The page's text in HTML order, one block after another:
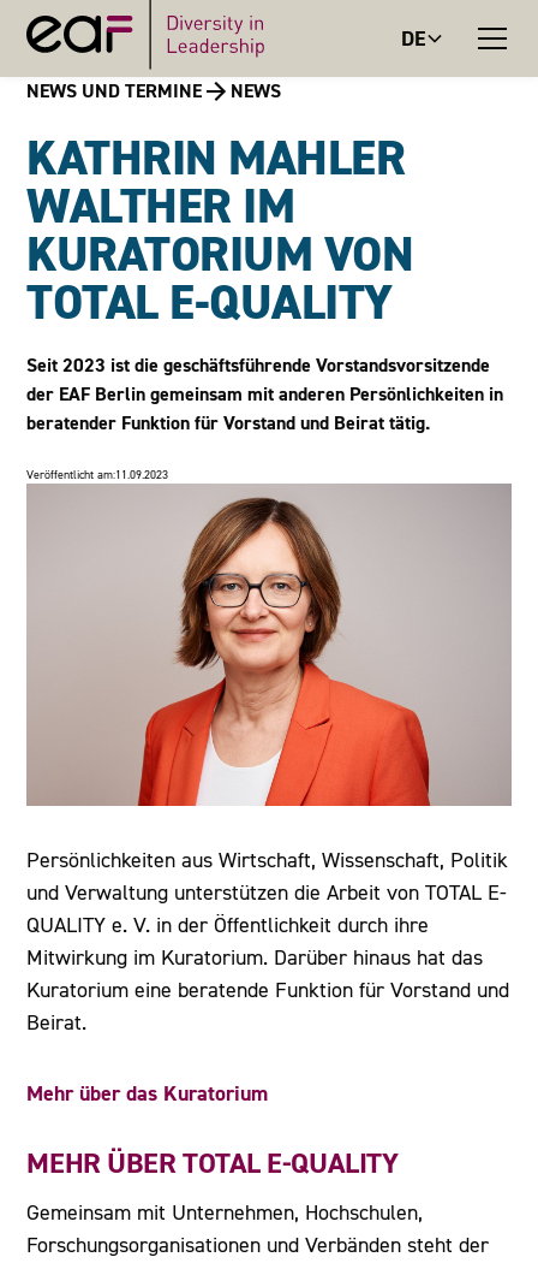
DE
NEWS UND TERMINE NEWS
KATHRIN MAHLER
WALTHER IM
KURATORIUM VON
TOTAL E-QUALITY
Seit 2023 ist die geschäftsführende Vorstandsvorsitzende
der EAF Berlin gemeinsam mit anderen Persönlichkeiten in
beratender Funktion für Vorstand und Beirat tätig.
Veröffentlicht am:11.09.2023
Persönlichkeiten aus Wirtschaft, Wissenschaft, Politik
und Verwaltung unterstützen die Arbeit von TOTAL E-
QUALITY e. V. in der Öffentlichkeit durch ihre
Mitwirkung im Kuratorium. Darüber hinaus hat das
Kuratorium eine beratende Funktion für Vorstand und
Beirat.
Mehr über das Kuratorium
MEHR ÜBER TOTAL E-QUALITY
Gemeinsam mit Unternehmen, Hochschulen,
Forschungsorganisationen und Verbänden steht der